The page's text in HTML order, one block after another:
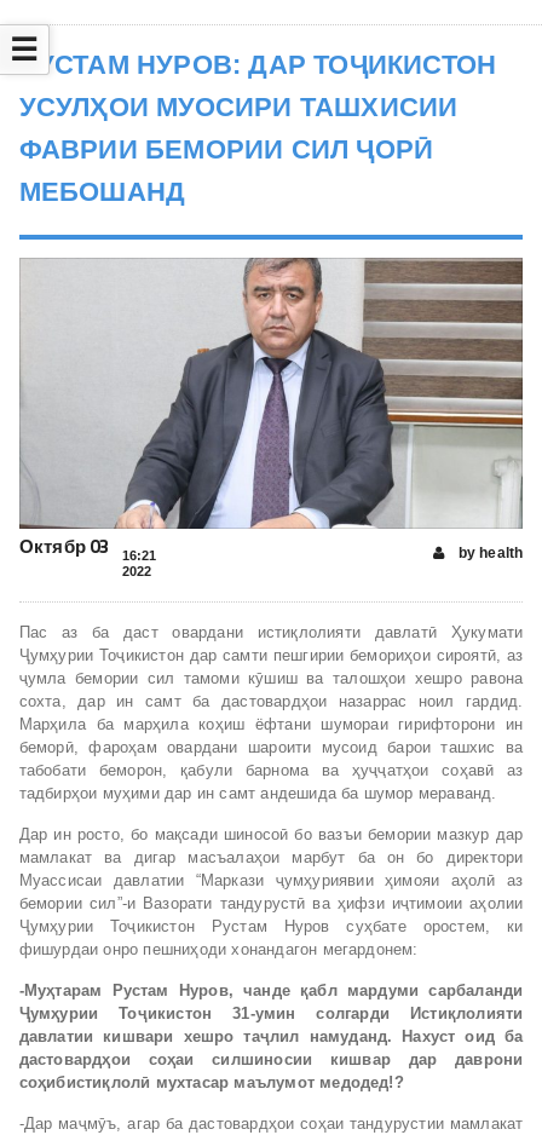
☰
РУСТАМ НУРОВ: ДАР ТОҶИКИСТОН
УСУЛҲОИ МУОСИРИ ТАШХИСИИ
ФАВРИИ БЕМОРИИ СИЛ ҶОРӢ
МЕБОШАНД
Октябр 03
16:21
2022
by health
Пас аз ба даст овардани истиқлолияти давлатӣ Ҳукумати
Ҷумҳурии Тоҷикистон дар самти пешгирии бемориҳои сироятӣ, аз
ҷумла бемории сил тамоми кӯшиш ва талошҳои хешро равона
сохта, дар ин самт ба дастовардҳои назаррас ноил гардид.
Марҳила ба марҳила коҳиш ёфтани шумораи гирифторони ин
беморӣ, фароҳам овардани шароити мусоид барои ташхис ва
табобати беморон, қабули барнома ва ҳуҷҷатҳои соҳавӣ аз
тадбирҳои муҳими дар ин самт андешида ба шумор мераванд.
Дар ин росто, бо мақсади шиносоӣ бо вазъи бемории мазкур дар
мамлакат ва дигар масъалаҳои марбут ба он бо директори
Муассисаи давлатии “Маркази ҷумҳуриявии ҳимояи аҳолӣ аз
бемории сил”-и Вазорати тандурустӣ ва ҳифзи иҷтимоии аҳолии
Ҷумҳурии Тоҷикистон Рустам Нуров суҳбате оростем, ки
фишурдаи онро пешниҳоди хонандагон мегардонем:
-Муҳтарам Рустам Нуров, чанде қабл мардуми сарбаланди
Ҷумҳурии Тоҷикистон 31-умин солгарди Истиқлолияти
давлатии кишвари хешро таҷлил намуданд. Нахуст оид ба
дастовардҳои соҳаи силшиносии кишвар дар даврони
соҳибистиқлолӣ мухтасар маълумот медодед!?
-Дар маҷмӯъ, агар ба дастовардҳои соҳаи тандурустии мамлакат